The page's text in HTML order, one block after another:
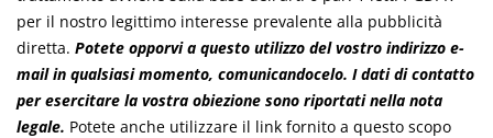
per il nostro legittimo interesse prevalente alla pubblicità
diretta. Potete opporvi a questo utilizzo del vostro indirizzo e-
mail in qualsiasi momento, comunicandocelo. I dati di contatto
per esercitare la vostra obiezione sono riportati nella nota
legale. Potete anche utilizzare il link fornito a questo scopo